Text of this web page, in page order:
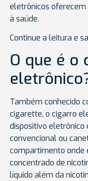
eletrônicos oferecem
à saúde.
Continue a leitura e
O que é o
Também conhecido
cigarette, o cigarro
dispositivo
convencional ou
compartimento onde
concentrado de
líquido além da